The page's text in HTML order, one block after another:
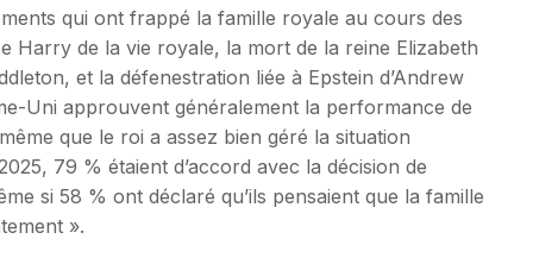
qui ont frappé la famille royale au cours des
Harry de la vie royale, la mort de la reine Elizabeth
et la défenestration liée à Epstein d’Andrew
Uni approuvent généralement la performance de
que le roi a assez bien géré la situation
79 % étaient d’accord avec la décision de
si 58 % ont déclaré qu’ils pensaient que la famille
».